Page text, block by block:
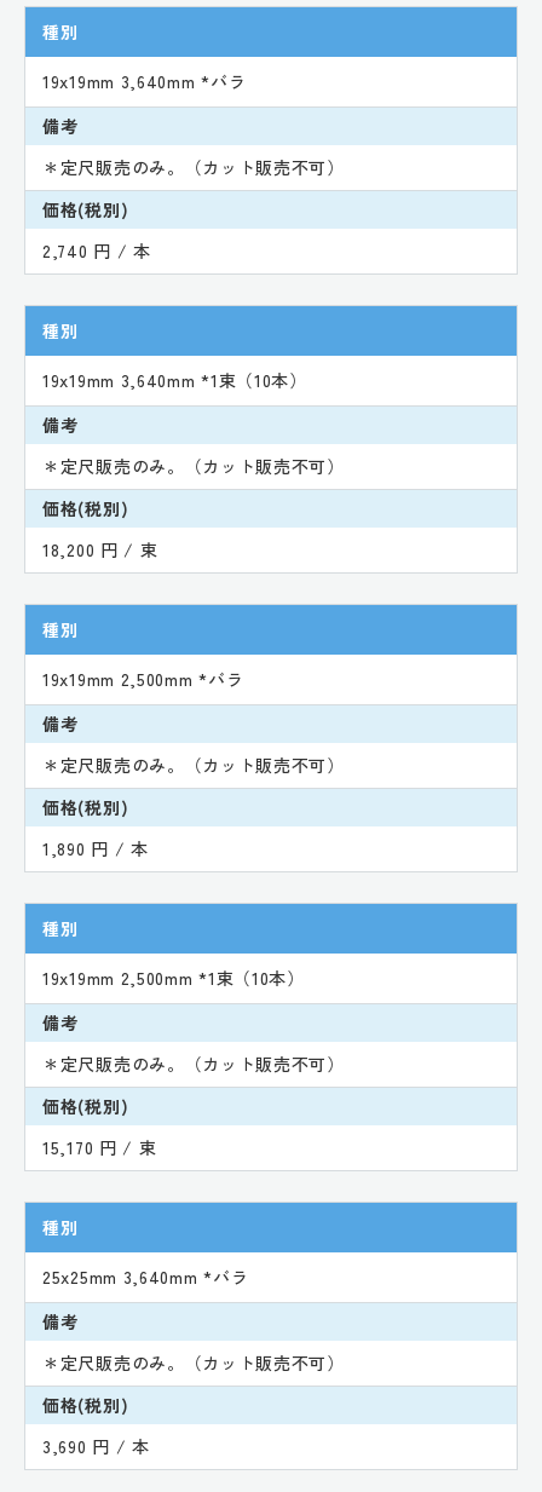
種別
19x19mm 3,640mm *バラ
備考
＊定尺販売のみ。（カット販売不可）
価格(税別)
2,740 円 / 本
種別
19x19mm 3,640mm *1束（10本）
備考
＊定尺販売のみ。（カット販売不可）
価格(税別)
18,200 円 / 束
種別
19x19mm 2,500mm *バラ
備考
＊定尺販売のみ。（カット販売不可）
価格(税別)
1,890 円 / 本
種別
19x19mm 2,500mm *1束（10本）
備考
＊定尺販売のみ。（カット販売不可）
価格(税別)
15,170 円 / 束
種別
25x25mm 3,640mm *バラ
備考
＊定尺販売のみ。（カット販売不可）
価格(税別)
3,690 円 / 本